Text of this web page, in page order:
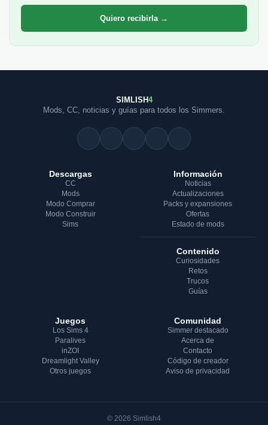
Quiero recibirla →
SIMLISH4
Mods, CC, noticias y guías para todos los Simmers.
Descargas
CC
Mods
Modo Comprar
Modo Construir
Sims
Información
Noticias
Actualizaciones
Packs y expansiones
Ofertas
Estado de mods
Contenido
Curiosidades
Retos
Trucos
Guías
Juegos
Los Sims 4
Paralives
inZOI
Dreamlight Valley
Otros juegos
Comunidad
Simmer destacado
Acerca de
Contacto
Código de creador
Aviso de privacidad
© 2026 Simlish4